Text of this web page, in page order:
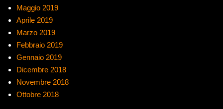
Maggio 2019
Aprile 2019
Marzo 2019
Febbraio 2019
Gennaio 2019
Dicembre 2018
Novembre 2018
Ottobre 2018